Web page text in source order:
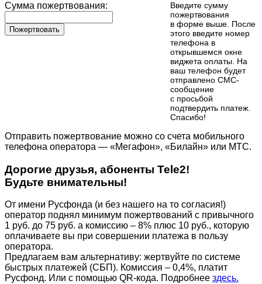
Сумма пожертвования:
Пожертвовать
Введите сумму
пожертвования
в форме выше. После
этого введите номер
телефона в
открывшемся окне
виджета оплаты. На
ваш телефон будет
отправлено СМС-
сообщение
с просьбой
подтвердить платеж.
Cпасибо!
Отправить пожертвование можно со счета мобильного
телефона оператора — «Мегафон», «Билайн» или МТС.
Дорогие друзья, абоненты Tele2!
Будьте внимательны!
От имени Русфонда (и без нашего на то согласия!)
оператор поднял минимум пожертвований с привычного
1 руб. до 75 руб. а комиссию – 8% плюс 10 руб., которую
оплачиваете вы при совершении платежа в пользу
оператора.
Предлагаем вам альтернативу: жертвуйте по cистеме
быстрых платежей (СБП). Комиссия – 0,4%, платит
Русфонд. Или с помощью QR-кода. Подробнее здесь.